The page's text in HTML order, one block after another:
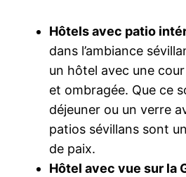
Hôtels avec patio
dans l’ambiance
un hôtel avec une
et ombragée. Que ce
déjeuner ou un verre
patios sévillans sont
de paix.
Hôtel avec vue sur la